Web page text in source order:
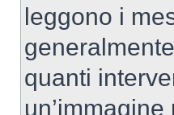
leggono i
quanti